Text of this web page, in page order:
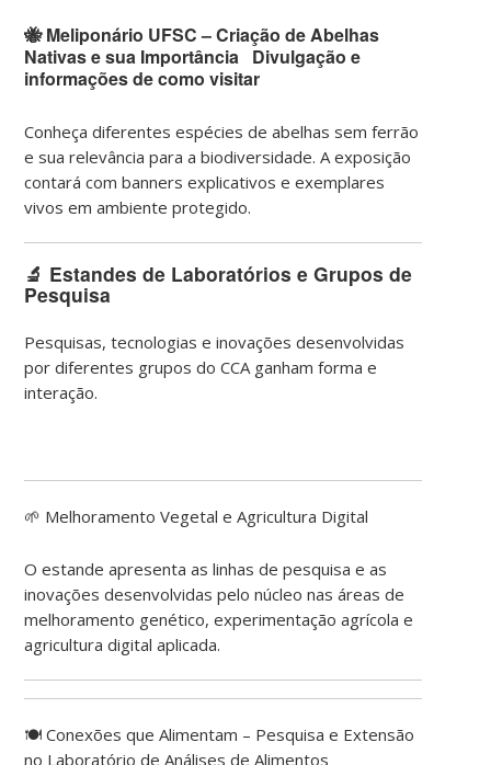
🐝 Meliponário UFSC – Criação de Abelhas
Nativas e sua Importância Divulgação e
informações de como visitar
Conheça diferentes espécies de abelhas sem ferrão
e sua relevância para a biodiversidade. A exposição
contará com banners explicativos e exemplares
vivos em ambiente protegido.
🔬 Estandes de Laboratórios e Grupos de
Pesquisa
Pesquisas, tecnologias e inovações desenvolvidas
por diferentes grupos do CCA ganham forma e
interação.
🌱 Melhoramento Vegetal e Agricultura Digital
O estande apresenta as linhas de pesquisa e as
inovações desenvolvidas pelo núcleo nas áreas de
melhoramento genético, experimentação agrícola e
agricultura digital aplicada.
🍽️ Conexões que Alimentam – Pesquisa e Extensão
no Laboratório de Análises de Alimentos